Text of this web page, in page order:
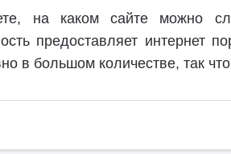
на каком сайте можно
предоставляет интернет
в большом количестве, так